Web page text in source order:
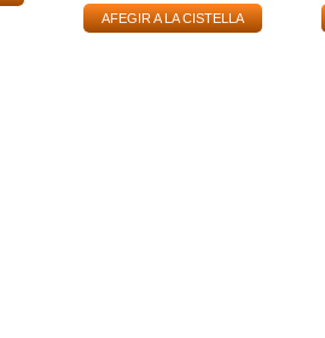
AFEGIR A LA CISTELLA